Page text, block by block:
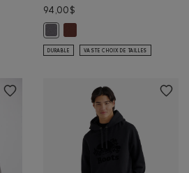
94,00$
DURABLE VASTE CHOIX DE TAILLES